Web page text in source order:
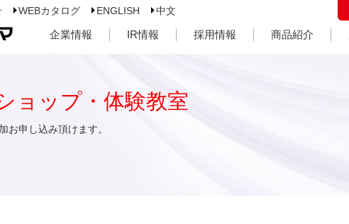
WEBカタログ ENGLISH 中文
企業情報 IR情報 採用情報 商品紹介
ョップ・体験教室
お申し込み頂けます。